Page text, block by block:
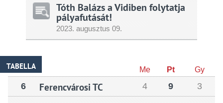
Tóth Balázs a Vidiben folytatja
pályafutását!
2023.augusztus 09.
TABELLA Me Pt Gy
6 Ferencvárosi TC 4 9
3